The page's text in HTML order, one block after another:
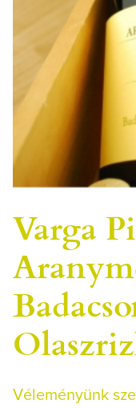
Varga
Véleményünk